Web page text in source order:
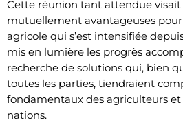
Cette réunion tant attendue visait
mutuellement avantageuses
agricole qui s’est intensifiée
mis en lumière les progrès
recherche de solutions qui, bien
toutes les parties, tiendraient
fondamentaux des agriculteurs
nations.